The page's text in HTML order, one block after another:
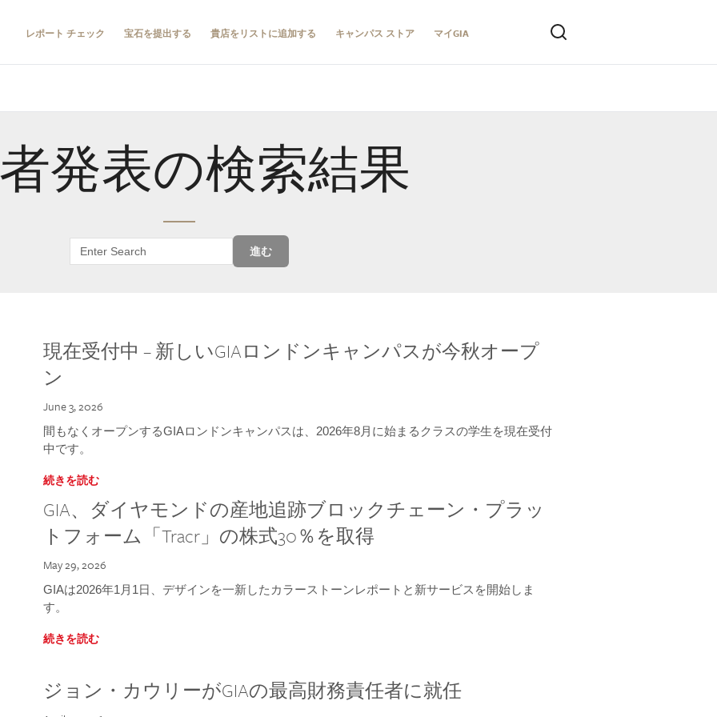
レポート チェック 宝石を提出する 貴店をリストに追加する キャンパス ストア マイGIA
発表の検索結果
進む
現在受付中 – 新しいGIAロンドンキャンパスが今秋オープ
ン
June 3, 2026
間もなくオープンするGIAロンドンキャンパスは、2026年8月に始まるクラスの学生を現在受付
中です。
続きを読む
GIA、ダイヤモンドの産地追跡ブロックチェーン・プラッ
トフォーム「Tracr」の株式30％を取得
May 29, 2026
GIAは2026年1月1日、デザインを一新したカラーストーンレポートと新サービスを開始しま
す。
続きを読む
ジョン・カウリーがGIAの最高財務責任者に就任